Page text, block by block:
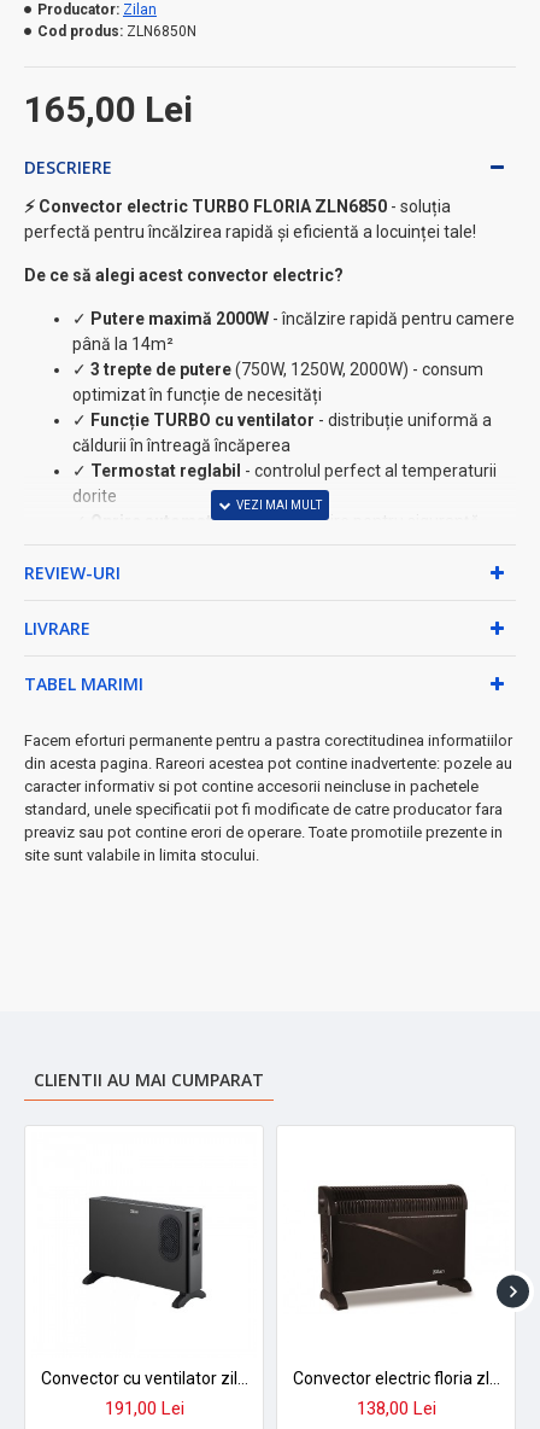
165,00 Lei
Producator: Zilan
Cod produs: ZLN6850N
DESCRIERE
⚡ Convector electric TURBO FLORIA ZLN6850 - soluția
perfectă pentru încălzirea rapidă și eficientă a locuinței tale!
De ce să alegi acest convector electric?
✓ Putere maximă 2000W - încălzire rapidă pentru camere
până la 14m²
✓ 3 trepte de putere(750W, 1250W, 2000W) - consum
optimizat în funcție de necesități
✓ Funcție TURBO cu ventilator - distribuție uniformă a
căldurii în întreagă încăperea
✓ Termostat reglabil - controlul perfect al temperaturii
dorite
Oprire automatăla supraîncălzire pentru siguranță
Specificații tehnice avansate:
• Tensiune de alimentare: 230V
• Design modern negru - se integrează perfect în orice
• Dimensiuni compacte: 53cm x 33.5cm x 10.5cm
• Montare pe podea - instalare simplă, fără modificări
Funcții inteligente incluse:
• Buton On/ Off cu indicare vizuală
• Mod aerotermă pentru încălzire instantanee
REVIEW-URI
LIVRARE
TABEL MARIMI
Facem eforturi permanente pentru a pastra corectitudinea informatiilor
din acesta pagina. Rareori acestea pot contine inadvertente: pozele au
caracter informativ si pot contine accesorii neincluse in pachetele
standard, unele specificatii pot fi modificate de catre producator fara
preaviz sau pot contine erori de operare. Toate promotiile prezente in
site sunt valabile in limita stocului.
CLIENTII AU MAI CUMPARAT
191,00 Lei 138,00 Lei